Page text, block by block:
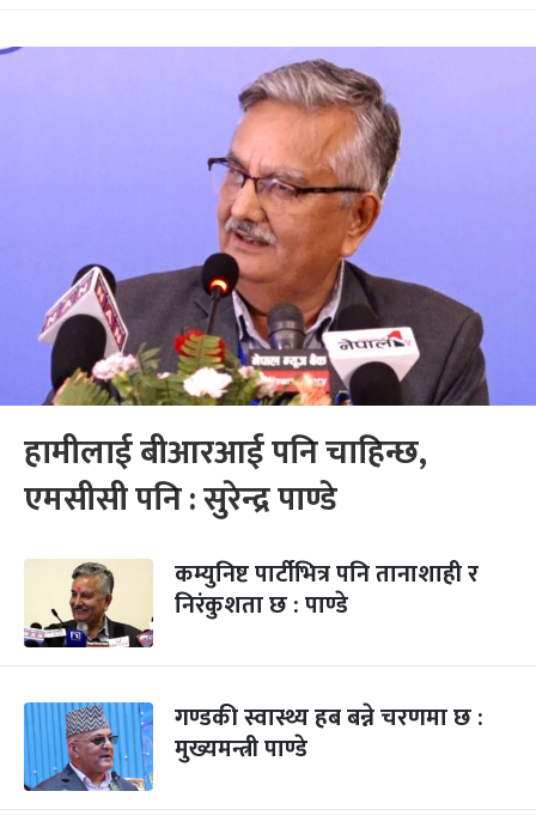
हामीलाई बीआरआई पनि चाहिन्छ,
एमसीसी पनि : सुरेन्द्र पाण्डे
कम्युनिष्ट पार्टीभित्र पनि तानाशाही र
निरंकुशता छ : पाण्डे
गण्डकी स्वास्थ्य हब बन्ने चरणमा छ :
मुख्यमन्त्री पाण्डे